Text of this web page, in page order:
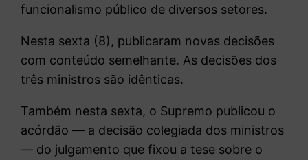
funcionalismo público de diversos setores.
Nesta sexta (8), publicaram novas decisões
com conteúdo semelhante. As decisões dos
três ministros são idênticas.
Também nesta sexta, o Supremo publicou o
acórdão — a decisão colegiada dos ministros
— do julgamento que fixou a tese sobre o